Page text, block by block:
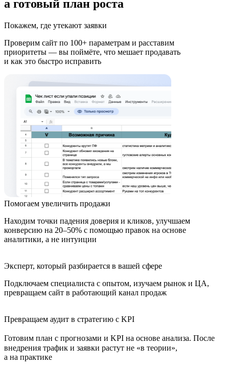
а готовый план роста
Покажем, где утекают заявки
Проверим сайт по 100+ параметрам и расставим
приоритеты — вы поймёте, что мешает продавать
и как это быстро исправить
Помогаем увеличить продажи
Находим точки падения доверия и кликов, улучшаем
конверсию на 20–50% с помощью правок на основе
аналитики, а не интуиции
Эксперт, который разбирается в вашей сфере
Подключаем специалиста с опытом, изучаем рынок и ЦА,
превращаем сайт в работающий канал продаж
Превращаем аудит в стратегию с KPI
Готовим план с прогнозами и KPI на основе анализа. После
внедрения трафик и заявки растут не «в теории»,
а на практике